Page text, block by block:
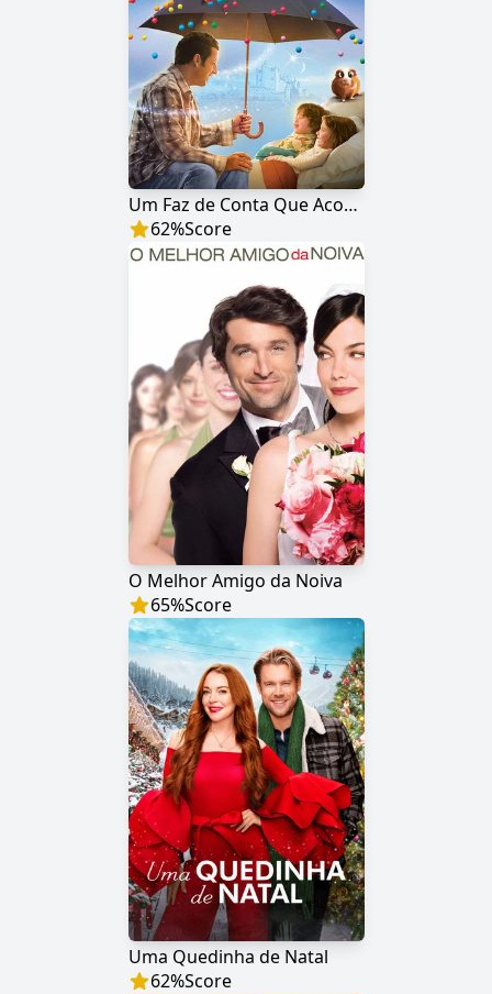
Um Faz de Conta Que Acontece
62%Score
O Melhor Amigo da Noiva
65%Score
Uma Quedinha de Natal
62%Score